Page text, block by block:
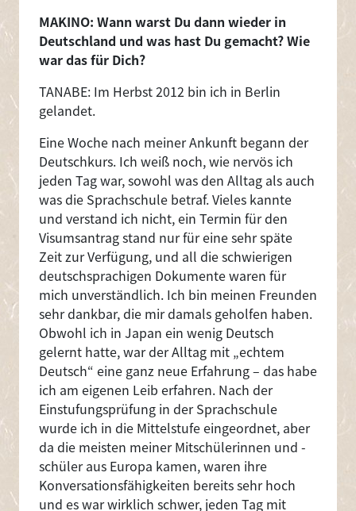
MAKINO: Wann warst Du dann wieder in
Deutschland und was hast Du gemacht? Wie
war das für Dich?
TANABE: Im Herbst 2012 bin ich in Berlin
gelandet.
Eine Woche nach meiner Ankunft begann der
Deutschkurs. Ich weiß noch, wie nervös ich
jeden Tag war, sowohl was den Alltag als auch
was die Sprachschule betraf. Vieles kannte
und verstand ich nicht, ein Termin für den
Visumsantrag stand nur für eine sehr späte
Zeit zur Verfügung, und all die schwierigen
deutschsprachigen Dokumente waren für
mich unverständlich. Ich bin meinen Freunden
sehr dankbar, die mir damals geholfen haben.
Obwohl ich in Japan ein wenig Deutsch
gelernt hatte, war der Alltag mit „echtem
Deutsch“ eine ganz neue Erfahrung – das habe
ich am eigenen Leib erfahren. Nach der
Einstufungsprüfung in der Sprachschule
wurde ich in die Mittelstufe eingeordnet, aber
da die meisten meiner Mitschülerinnen und -
schüler aus Europa kamen, waren ihre
Konversationsfähigkeiten bereits sehr hoch
und es war wirklich schwer, jeden Tag mit